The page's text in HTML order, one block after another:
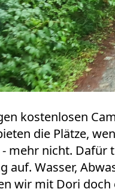
kostenlosen
die Plätze,
mehr nicht.
auf. Wasser,
wir mit Dori